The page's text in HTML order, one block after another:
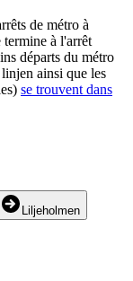
de métro à
termine à l'arrêt
départs du métro
ainsi que les
se trouvent dans
Liljeholmen